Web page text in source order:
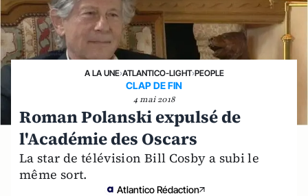
A LA UNE›ATLANTICO-LIGHT›PEOPLE
CLAP DE FIN
4 mai 2018
Roman Polanski expulsé de
l'Académie des Oscars
La star de télévision Bill Cosby a subi le
même sort.
Atlantico Rédaction